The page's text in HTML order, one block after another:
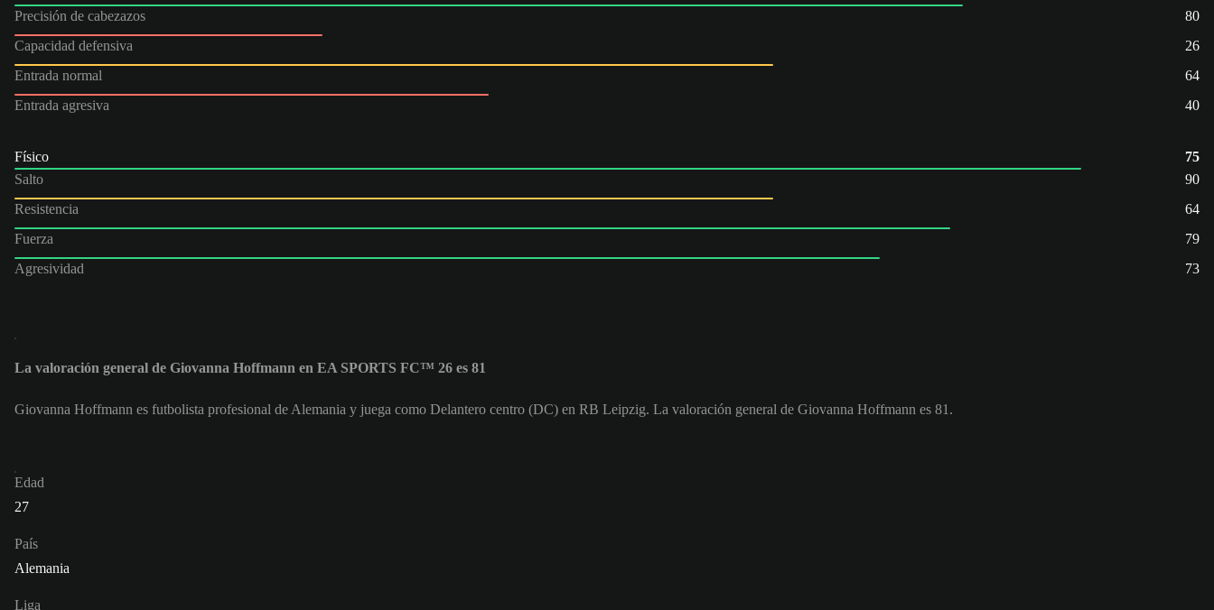
Precisión de cabezazos
80
Capacidad defensiva
26
Entrada normal
64
Entrada agresiva
40
Físico
75
Salto
90
Resistencia
64
Fuerza
79
Agresividad
73
La valoración general de Giovanna Hoffmann en EA SPORTS FC™ 26 es 81
Giovanna Hoffmann es futbolista profesional de Alemania y juega como Delantero centro (DC) en RB Leipzig. La valoración general de Giovanna Hoffmann es 81.
Edad
27
País
Alemania
Liga